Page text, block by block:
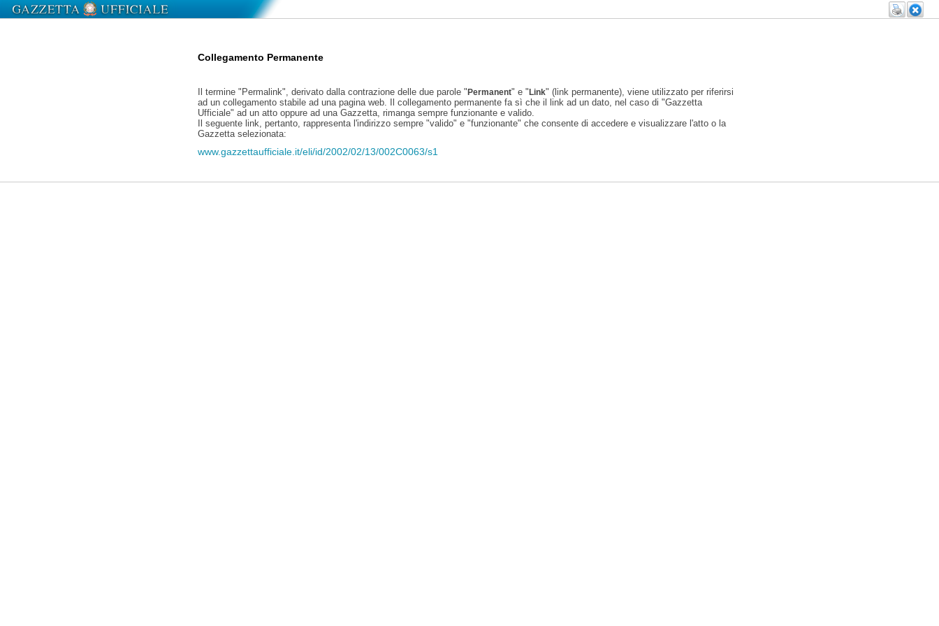
Collegamento Permanente
Il termine "Permalink", derivato dalla contrazione delle due parole "Permanent" e "Link" (link permanente), viene utilizzato per riferirsi
ad un collegamento stabile ad una pagina web. Il collegamento permanente fa sì che il link ad un dato, nel caso di "Gazzetta
Ufficiale" ad un atto oppure ad una Gazzetta, rimanga sempre funzionante e valido.
Il seguente link, pertanto, rappresenta l'indirizzo sempre "valido" e "funzionante" che consente di accedere e visualizzare l'atto o la
Gazzetta selezionata:
www.gazzettaufficiale.it/eli/id/2002/02/13/002C0063/s1